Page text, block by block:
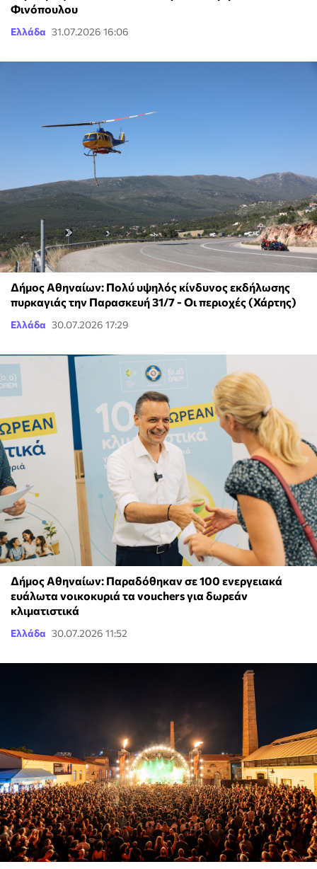
Φινόπουλου
Ελλάδα 31.07.2026 16:06
Δήμος Αθηναίων: Πολύ υψηλός κίνδυνος εκδήλωσης
πυρκαγιάς την Παρασκευή 31/7 - Οι περιοχές (Χάρτης)
Ελλάδα 30.07.2026 17:29
Δήμος Αθηναίων: Παραδόθηκαν σε 100 ενεργειακά
ευάλωτα νοικοκυριά τα vouchers για δωρεάν
κλιματιστικά
Ελλάδα 30.07.2026 11:52